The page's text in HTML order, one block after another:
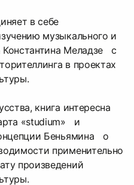
в себе
музыкального и
Константина Меладзе с
в проектах
книга интересна
«studium» и
Беньямина о
применительно
произведений